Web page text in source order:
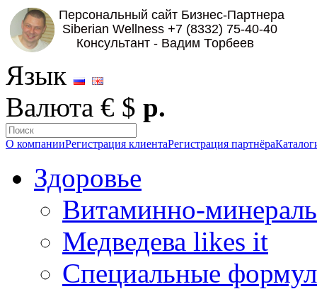
Язык
Валюта € $ р.
О компанииРегистрация клиентаРегистрация партнёра
Здоровье
Витаминно-
Медведева likes it
Специальные